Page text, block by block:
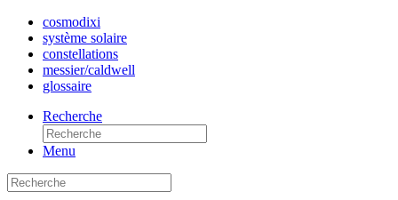
cosmodixi
système solaire
constellations
messier/caldwell
glossaire
Recherche
Menu